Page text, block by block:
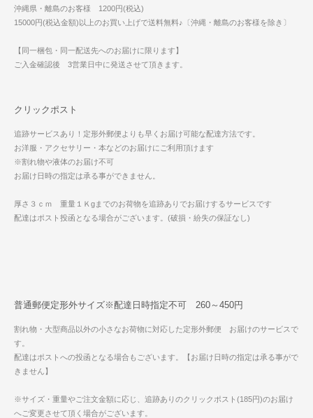
沖縄県・離島のお客様 1200円(税込)
15000円(税込金額)以上のお買い上げで送料無料♪〔沖縄・離島のお客様を除き〕
【同一梱包・同一配送先へのお届けに限ります】
ご入金確認後 3営業日中に発送させて頂きます。
クリックポスト
追跡サービスあり！定形外郵便よりも早くお届け可能な配達方法です。
お洋服・アクセサリー・本などのお届けにご利用頂けます
※割れ物や液体のお届け不可
お届け日時の指定は承る事ができません。
厚さ３ｃｍ 重量１Ｋgまでのお荷物を追跡ありでお届けするサービスです
配達はポスト投函となる場合がございます。(破損・紛失の保証なし)
普通郵便定形外サイズ※配達日時指定不可 260～450円
割れ物・大型商品以外の小さなお荷物に対応した定形外郵便 お届けのサービスで
す。
配達はポストへの投函となる場合もございます。【お届け日時の指定は承る事がで
きません】
※サイズ・重量やご注文金額に応じ、追跡ありのクリックポスト(185円)のお届け
へご変更させて頂く場合がございます。